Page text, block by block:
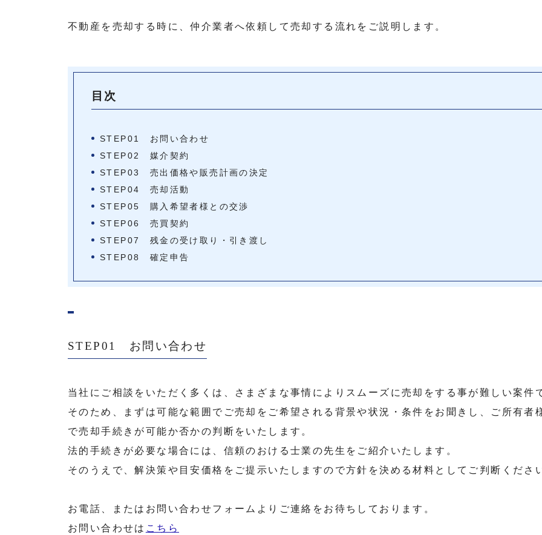
不動産を売却する時に、仲介業者へ依頼して売却する流れをご説明します。
目次
STEP01 お問い合わせ
STEP02 媒介契約
STEP03 売出価格や販売計画の決定
STEP04 売却活動
STEP05 購入希望者様との交渉
STEP06 売買契約
STEP07 残金の受け取り・引き渡し
STEP08 確定申告
STEP01 お問い合わせ
当社にご相談をいただく多くは、さまざまな事情によりスムーズに売却をする事が難しい案件
そのため、まずは可能な範囲でご売却をご希望される背景や状況・条件をお聞きし、ご所有者
で売却手続きが可能か否かの判断をいたします。
法的手続きが必要な場合には、信頼のおける士業の先生をご紹介いたします。
そのうえで、解決策や目安価格をご提示いたしますので方針を決める材料としてご判断くださ
お電話、またはお問い合わせフォームよりご連絡をお待ちしております。
お問い合わせは こちら